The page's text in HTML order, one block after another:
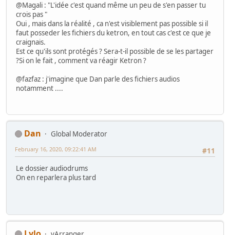
@Magali : "L'idée c'est quand même un peu de s'en passer tu
crois pas "
Oui , mais dans la réalité , ca n'est visiblement pas possible si il
faut posseder les fichiers du ketron, en tout cas c'est ce que je
craignais.
Est ce qu'ils sont protégés ? Sera-t-il possible de se les partager
?Si on le fait , comment va réagir Ketron ?
@fazfaz : j'imagine que Dan parle des fichiers audios
notamment ....
Dan
Global Moderator
#11
February 16, 2020, 09:22:41 AM
Le dossier audiodrums
On en reparlera plus tard